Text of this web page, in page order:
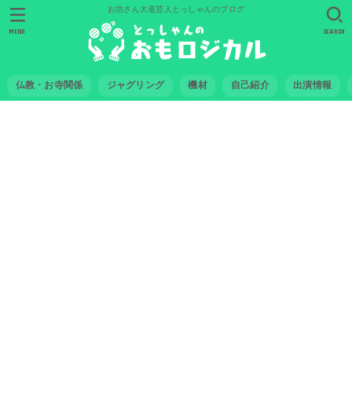
お坊さん大道芸人とっしゃんのブログ
仏教・お寺関係 ジャグリング 機材 自己紹介 出演情報
SEARCH
MENU